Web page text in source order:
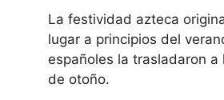
La festividad azteca
lugar a principios del
españoles la trasladaron a
de otoño.